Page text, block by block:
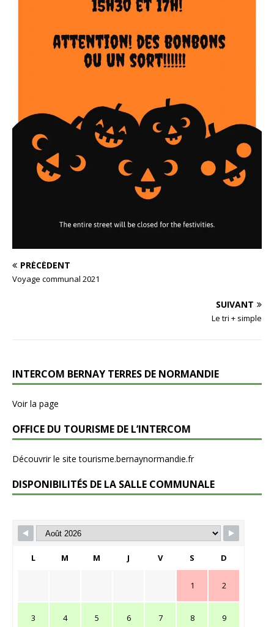
PRÉCÉDENT
Voyage communal 2021
SUIVANT
Le tri + simple
INTERCOM BERNAY TERRES DE NORMANDIE
Voir la page
OFFICE DU TOURISME DE L’INTERCOM
Découvrir le site tourisme.bernaynormandie.fr
DISPONIBILITÉS DE LA SALLE COMMUNALE
L M M J V S D
1 2
3 4 5 6 7 8 9